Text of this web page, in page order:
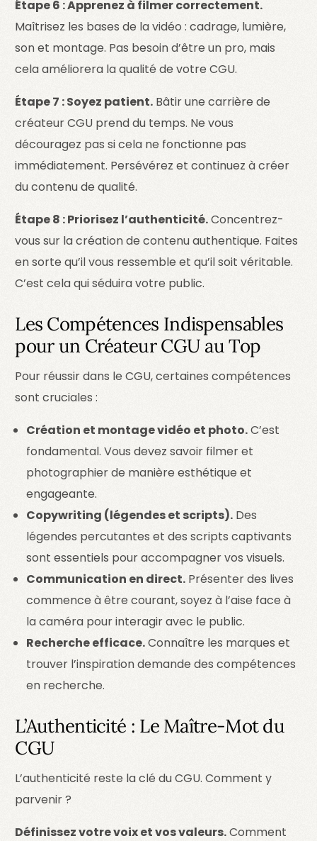
Étape 6 : Apprenez à filmer correctement.
Maîtrisez les bases de la vidéo : cadrage, lumière,
son et montage. Pas besoin d’être un pro, mais
cela améliorera la qualité de votre CGU.
Étape 7 : Soyez patient. Bâtir une carrière de
créateur CGU prend du temps. Ne vous
découragez pas si cela ne fonctionne pas
immédiatement. Persévérez et continuez à créer
du contenu de qualité.
Étape 8 : Priorisez l’authenticité.Concentrez-
vous sur la création de contenu authentique. Faites
en sorte qu’il vous ressemble et qu’il soit véritable.
C’est cela qui séduira votre public.
Les Compétences Indispensables
pour un Créateur CGU au Top
Pour réussir dans le CGU, certaines compétences
sont cruciales :
Création et montage vidéo et photo.C’est
fondamental. Vous devez savoir filmer et
photographier de manière esthétique et
engageante.
Copywriting (légendes et scripts). Des
légendes percutantes et des scripts captivants
sont essentiels pour accompagner vos visuels.
Communication en direct. Présenter des lives
commence à être courant, soyez à l’aise face à
la caméra pour interagir avec le public.
Recherche efficace.Connaître les marques et
trouver l’inspiration demande des compétences
en recherche.
L’Authenticité : Le Maître-Mot du
CGU
L’authenticité reste la clé du CGU. Comment y
parvenir ?
Définissez votre voix et vos valeurs.Comment